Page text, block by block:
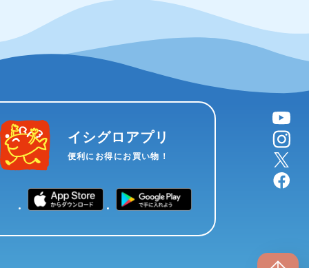
イシグロアプリ
便利にお得にお買い物！
YouTube
instagram
X
facebook